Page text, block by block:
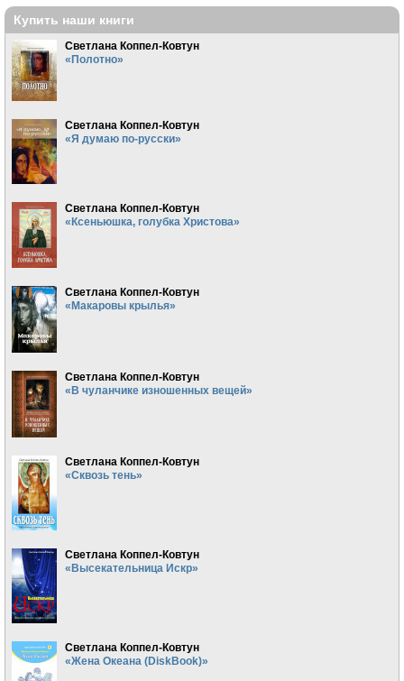
Купить наши книги
Светлана Коппел-Ковтун
«Полотно»
Светлана Коппел-Ковтун
«Я думаю по-русски»
Светлана Коппел-Ковтун
«Ксеньюшка, голубка Христова»
Светлана Коппел-Ковтун
«Макаровы крылья»
Светлана Коппел-Ковтун
«В чуланчике изношенных вещей»
Светлана Коппел-Ковтун
«Сквозь тень»
Светлана Коппел-Ковтун
«Высекательница Искр»
Светлана Коппел-Ковтун
«Жена Океана (DiskBook)»